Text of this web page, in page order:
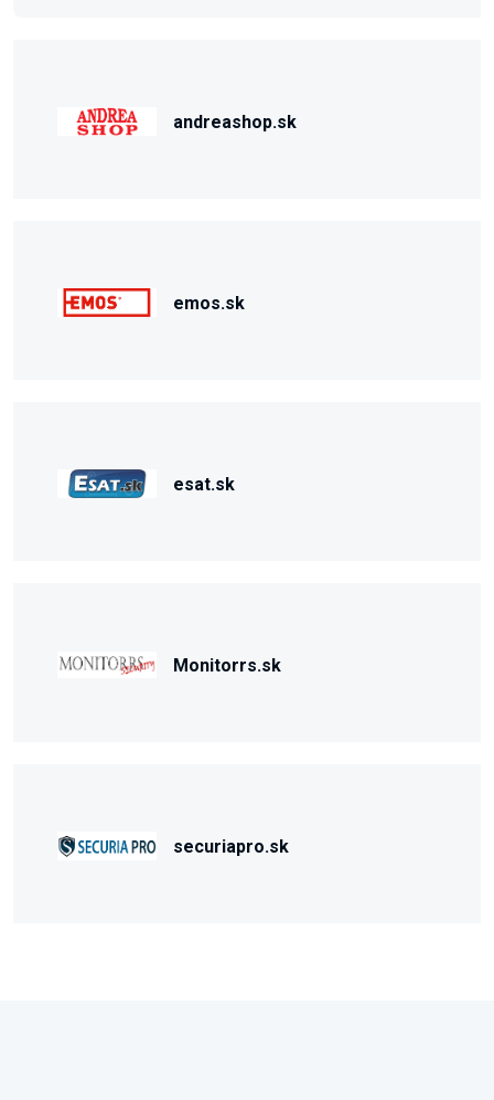
andreashop.sk
emos.sk
esat.sk
Monitorrs.sk
securiapro.sk